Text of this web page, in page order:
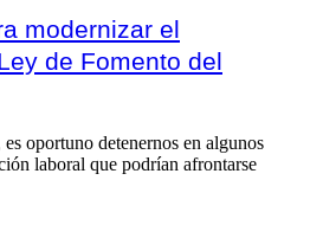
modernizar el
de Fomento del
oportuno detenernos en algunos
laboral que podrían afrontarse